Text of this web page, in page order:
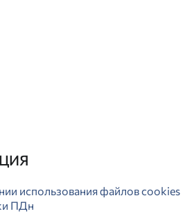
использования файлов cookies
ПДн